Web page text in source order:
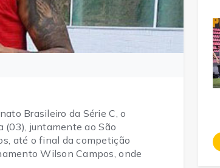
Brasileiro da Série C, o
(03), juntamente ao São
até o final da competição
Wilson Campos, onde